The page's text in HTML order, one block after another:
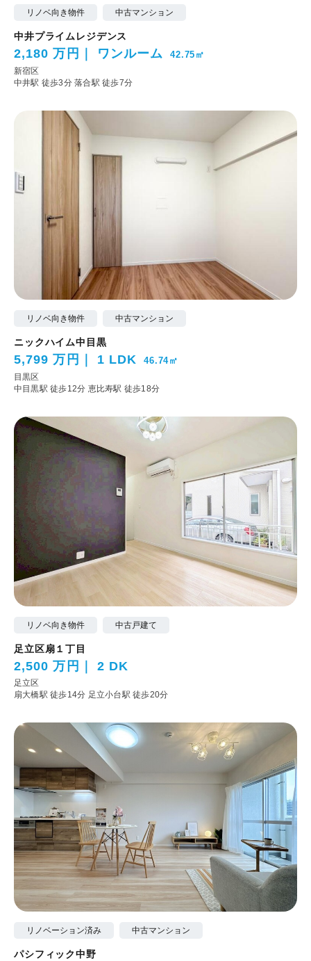
リノベ向き物件 中古マンション
中井プライムレジデンス
2,180 万円 ワンルーム 42.75㎡
新宿区
中井駅 徒歩3分落合駅 徒歩7分
リノベ向き物件 中古マンション
ニックハイム中目黒
5,799 万円 1 LDK 46.74㎡
目黒区
中目黒駅 徒歩12分 恵比寿駅 徒歩18分
リノベ向き物件 中古戸建て
足立区扇１丁目
2,500 万円 2 DK
足立区
扇大橋駅 徒歩14分 足立小台駅 徒歩20分
リノベーション済み 中古マンション
パシフィック中野